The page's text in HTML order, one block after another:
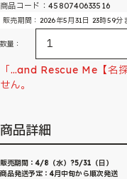
商品コード：4580740633516
販売期間：2026年5月31日 23時59分
数量：
「…and Rescue Me【名
せん。
商品詳細
販売期間：4/8（水）?5/31（日）
商品発送予定：4月中旬から順次発送